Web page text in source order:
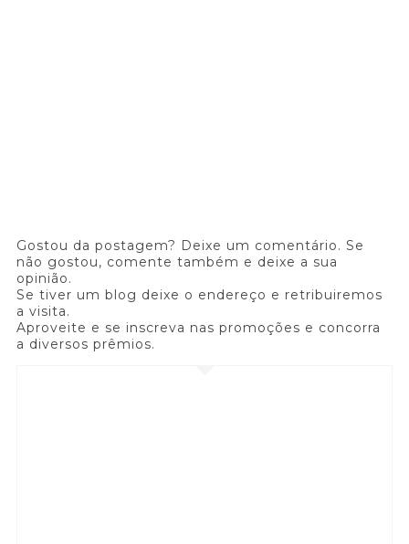
Gostou da postagem? Deixe um comentário. Se
não gostou, comente também e deixe a sua
opinião.
Se tiver um blog deixe o endereço e retribuiremos
a visita.
Aproveite e se inscreva nas promoções e concorra
a diversos prêmios.